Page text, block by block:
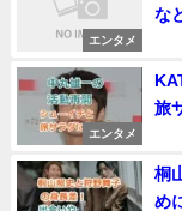
エンタメ
な
エンタメ
旅
桐
め